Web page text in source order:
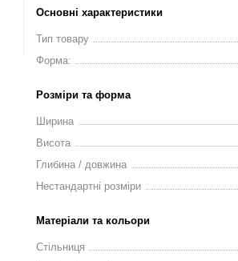
Основні характеристики
Тип товару
Форма:
Розміри та форма
Ширина
Висота
Глибина / довжина
Нестандартні розміри
Матеріали та кольори
Стільниця